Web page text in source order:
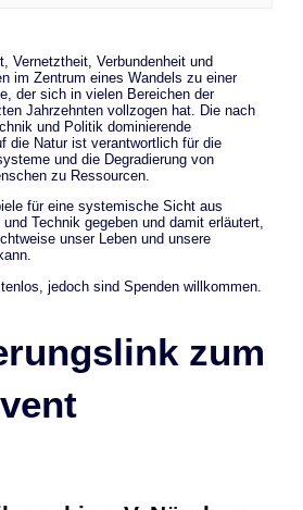
Vernetztheit, Verbundenheit und
im Zentrum eines Wandels zu einer
der sich in vielen Bereichen der
Jahrzehnten vollzogen hat. Die nach
und Politik dominierende
die Natur ist verantwortlich für die
und die Degradierung von
zu Ressourcen.
für eine systemische Sicht aus
Technik gegeben und damit erläutert,
unser Leben und unsere
jedoch sind Spenden willkommen.
zum